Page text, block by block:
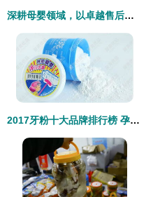
深耕母婴领域，以卓越售后服务守护家庭幸福——光明日用品商行纪实
2017牙粉十大品牌排行榜 孕婴适用人群对比指南